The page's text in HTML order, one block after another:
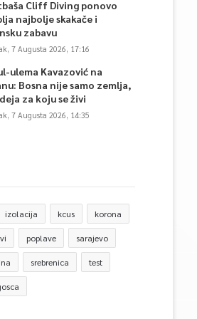
Cliff Diving ponovo
najbolje skakače i
zabavu
7 Augusta 2026, 17:16
ulema Kavazović na
Bosna nije samo zemlja,
za koju se živi
7 Augusta 2026, 14:35
izolacija kcus korona
poplave sarajevo
srebrenica test